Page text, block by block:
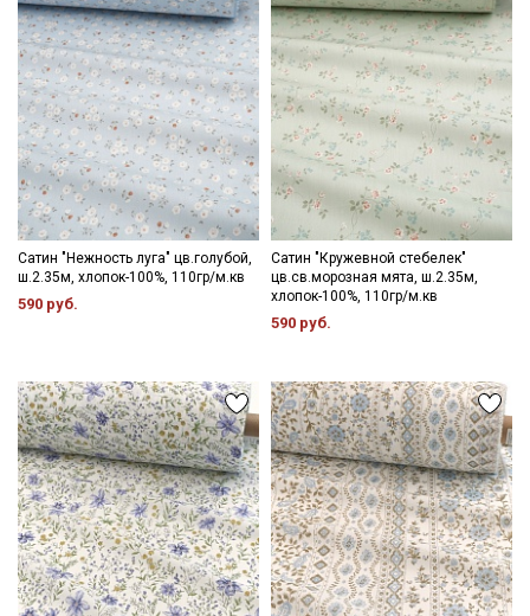
Сатин "Нежность луга" цв.голубой,
ш.2.35м, хлопок-100%, 110гр/м.кв
590 руб.
Сатин "Кружевной стебелек"
цв.св.морозная мята, ш.2.35м,
хлопок-100%, 110гр/м.кв
590 руб.
Секретная рассылка от Купава
Мы публикуем здесь дополнительные
промокоды и скидки до 30% на узкие
категории тканей
Электронная почта
Подписаться
Ознакомлен(а) сПолитикой обработки персональных
данныхи даюСогласие на обработку персональных
данных
ДаюСогласие на получение рекламных и
информационных рассылок